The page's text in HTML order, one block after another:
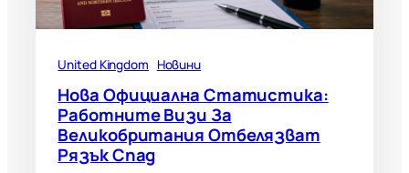
United Kingdom Новини
Нова Официална Статистика:
Работните Визи За
Великобритания Отбелязват
Рязък Спад